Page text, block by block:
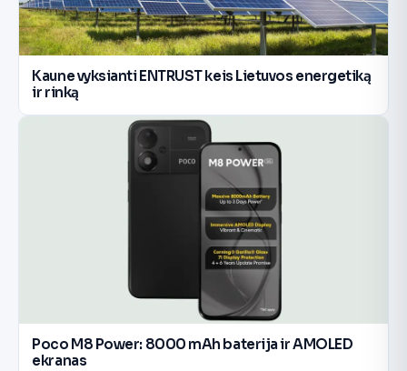
Kaune vyksianti ENTRUST keis Lietuvos energetiką
ir rinką
Poco M8 Power: 8000 mAh baterija ir AMOLED
ekranas